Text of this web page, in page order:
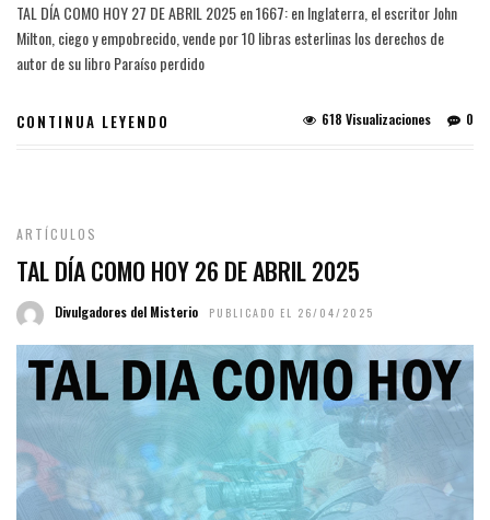
TAL DÍA COMO HOY 27 DE ABRIL 2025 en 1667: en Inglaterra, el escritor John
Milton, ciego y empobrecido, vende por 10 libras esterlinas los derechos de
autor de su libro Paraíso perdido
CONTINUA LEYENDO 0
618 Visualizaciones
ARTÍCULOS
TAL DÍA COMO HOY 26 DE ABRIL 2025
Divulgadores del Misterio PUBLICADO EL 26/04/2025